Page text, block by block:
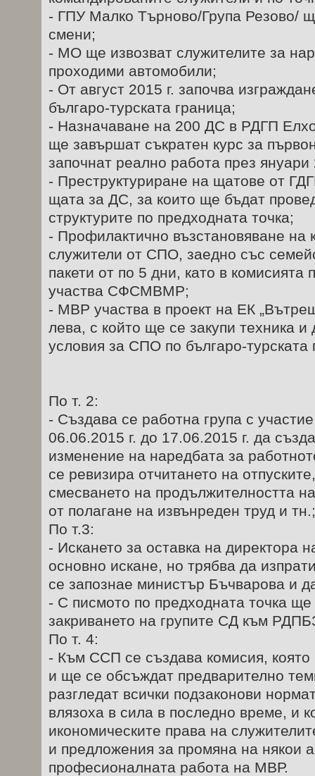
- ГПУ Малко Търново/Група Резово/
смени;
- МО ще извозват служителите за
проходими автомобили;
- От август 2015 г. започва
българо-турската граница;
- Назначаване на 200 ДС в РДГП
ще завършат съкратен курс за
започнат реално работа през януари
- Преструктуриране на щатове от
щата за ДС, за които ще бъдат
структурите по предходната точка;
- Профилактично възстановяване на
служители от СПО, заедно със
пакети от по 5 дни, като в
участва СФСМВМР;
- МВР участва в проект на ЕК
лева, с който ще се закупи техника и
условия за СПО по българо-турската
По т. 2:
- Създава се работна група с
06.06.2015 г. до 17.06.2015 г. да
изменение на наредбата за
се ревизира отчитането на
смесването на продължителността
от полагане на извънреден труд и тн.;
По т.3:
- Искането за оставка на директора
основно искане, но трябва да
се запознае министър Бъчварова и
- С писмото по предходната точка
закриването на групите СД към
По т. 4:
- Към ССП се създава комисия,
и ще се обсъждат предварително
разгледат всички подзаконови
влязоха в сила в последно време, и
икономическите права на
и предложения за промяна на някои
професионалната работа на МВР.